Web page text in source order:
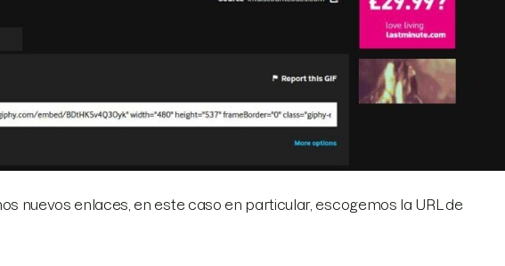
nuevos enlaces, en este caso en particular, escogemos la URL de